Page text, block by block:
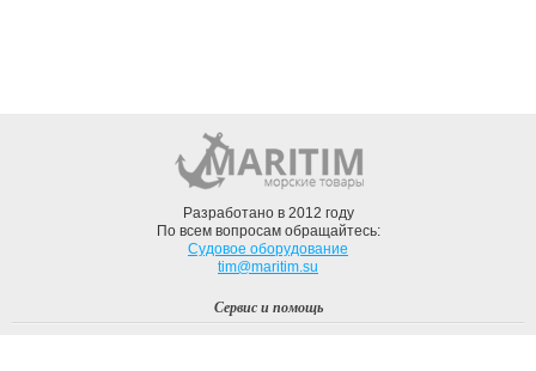
Разработано в 2012 году
По всем вопросам обращайтесь:
Судовое оборудование
tim@maritim.su
Сервис и помощь